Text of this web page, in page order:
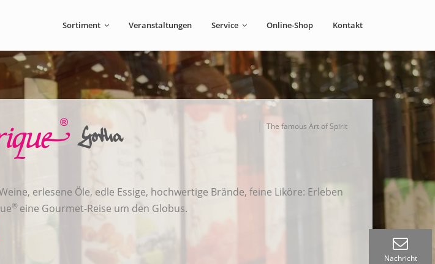
Sortiment Veranstaltungen Service Online-Shop Kontakt
Gotha The famous Art of Spirit
erlesene Öle, edle Essige, hochwertige Brände, feine Liköre: Erleben
® eine Gourmet-Reise um den Globus.
Nachricht